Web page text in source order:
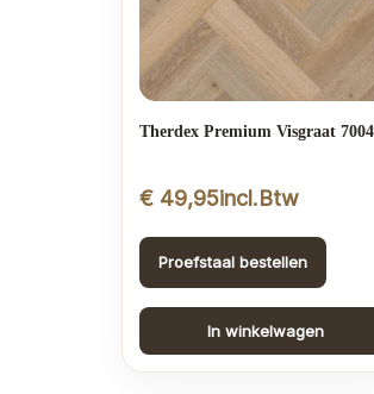
Therdex Premium Visgraat 7004
€ 49,95incl.Btw
Proefstaal bestellen
In winkelwagen